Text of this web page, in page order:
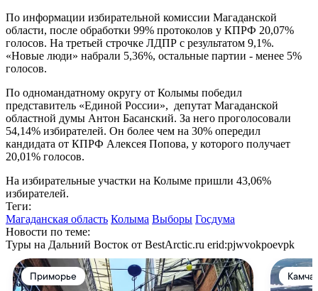
По информации избирательной комиссии Магаданской
области, после обработки 99% протоколов у КПРФ 20,07%
голосов. На третьей строчке ЛДПР с результатом 9,1%.
«Новые люди» набрали 5,36%, остальные партии - менее 5%
голосов.
По одномандатному округу от Колымы победил
представитель «Единой России», депутат Магаданской
областной думы Антон Басанский. За него проголосовали
54,14% избирателей. Он более чем на 30% опередил
кандидата от КПРФ Алексея Попова, у которого получает
20,01% голосов.
На избирательные участки на Колыме пришли 43,06%
избирателей.
Теги:
Магаданская область Колыма Выборы Госдума
Новости по теме:
Туры на Дальний Восток от BestArctic.ru erid:pjwvokpoevpk